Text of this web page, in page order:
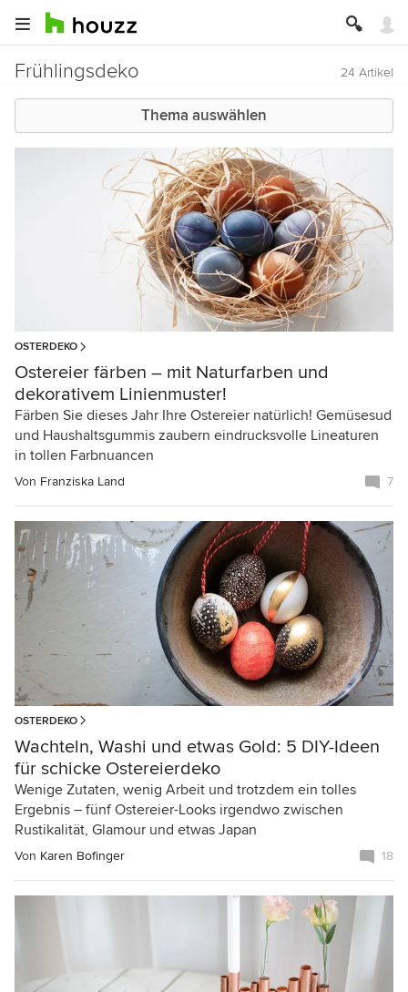
Frühlingsdeko 24 Artikel
Thema auswählen
OSTERDEKO
Ostereier färben – mit Naturfarben und
dekorativem Linienmuster!
Färben Sie dieses Jahr Ihre Ostereier natürlich! Gemüsesud
und Haushaltsgummis zaubern eindrucksvolle Lineaturen
in tollen Farbnuancen
Von Franziska Land 7
OSTERDEKO
Wachteln, Washi und etwas Gold: 5 DIY-Ideen
für schicke Ostereierdeko
Wenige Zutaten, wenig Arbeit und trotzdem ein tolles
Ergebnis – fünf Ostereier-Looks irgendwo zwischen
Rustikalität, Glamour und etwas Japan
Von Karen Bofinger 18